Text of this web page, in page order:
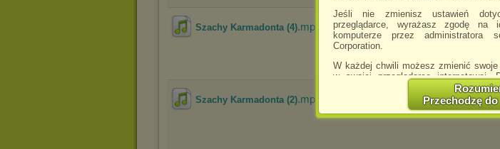
Jeśli nie zmienisz ustawień
przeglądarce, wyrażasz zgodę na
komputerze przez administratora
Corporation.
W każdej chwili możesz zmienić
w swojej przeglądarce internetowej.
http://
Jednocześnie informujemy że
spowodować ograniczenie korzystania
W przypadku braku twojej zgody
Przechodzę
Szachy Karmadonta (4).mp3
Szachy Karmadonta (2).mp3